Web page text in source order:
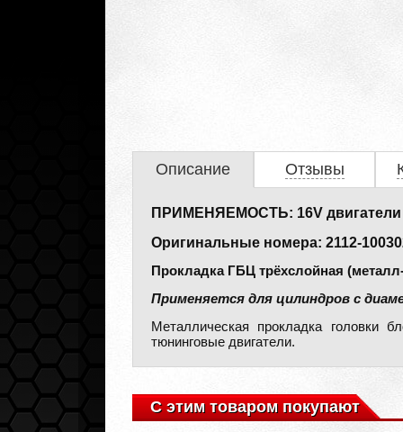
Описание Отзывы
ПРИМЕНЯЕМОСТЬ: 16V двигатели
Оригинальные номера: 2112-
Прокладка ГБЦ трёхслойная
Применяется для цилиндров с
Металлическая прокладка головки
тюнинговые двигатели.
С этим товаром покупают